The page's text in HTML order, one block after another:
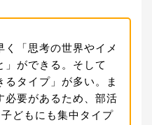
「思考の世界やイメ
」ができる。そして
るタイプ」が多い。ま
必要があるため、部活
どもにも集中タイプ